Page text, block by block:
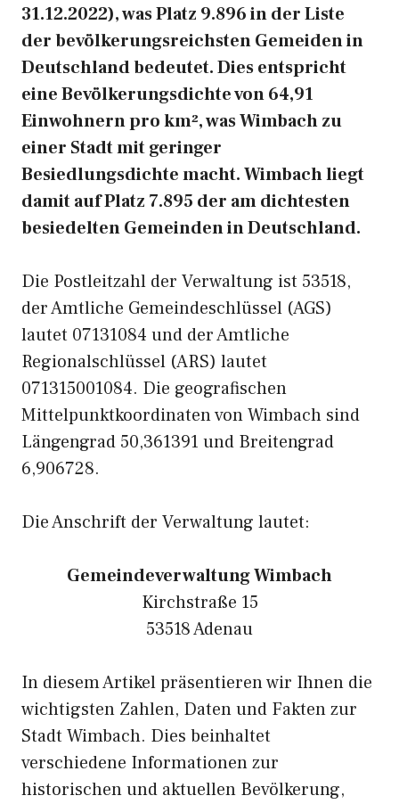
31.12.2022), was Platz 9.896 in der Liste
der bevölkerungsreichsten Gemeiden in
Deutschland bedeutet. Dies entspricht
eine Bevölkerungsdichte von 64,91
Einwohnern pro km², was Wimbach zu
einer Stadt mit geringer
Besiedlungsdichte macht. Wimbach liegt
damit auf Platz 7.895 der am dichtesten
besiedelten Gemeinden in Deutschland.
Die Postleitzahl der Verwaltung ist 53518,
der Amtliche Gemeindeschlüssel (AGS)
lautet 07131084 und der Amtliche
Regionalschlüssel (ARS) lautet
071315001084. Die geografischen
Mittelpunktkoordinaten von Wimbach sind
Längengrad 50,361391 und Breitengrad
6,906728.
Die Anschrift der Verwaltung lautet:
Gemeindeverwaltung Wimbach
Kirchstraße 15
53518 Adenau
In diesem Artikel präsentieren wir Ihnen die
wichtigsten Zahlen, Daten und Fakten zur
Stadt Wimbach. Dies beinhaltet
verschiedene Informationen zur
historischen und aktuellen Bevölkerung,